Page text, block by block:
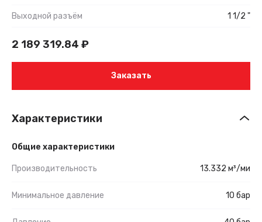
Выходной разъём 1 1/2 "
2 189 319.84 ₽
Заказать
Характеристики
Общие характеристики
Производительность 13.332 м³/ми
Минимальное давление 10 бар